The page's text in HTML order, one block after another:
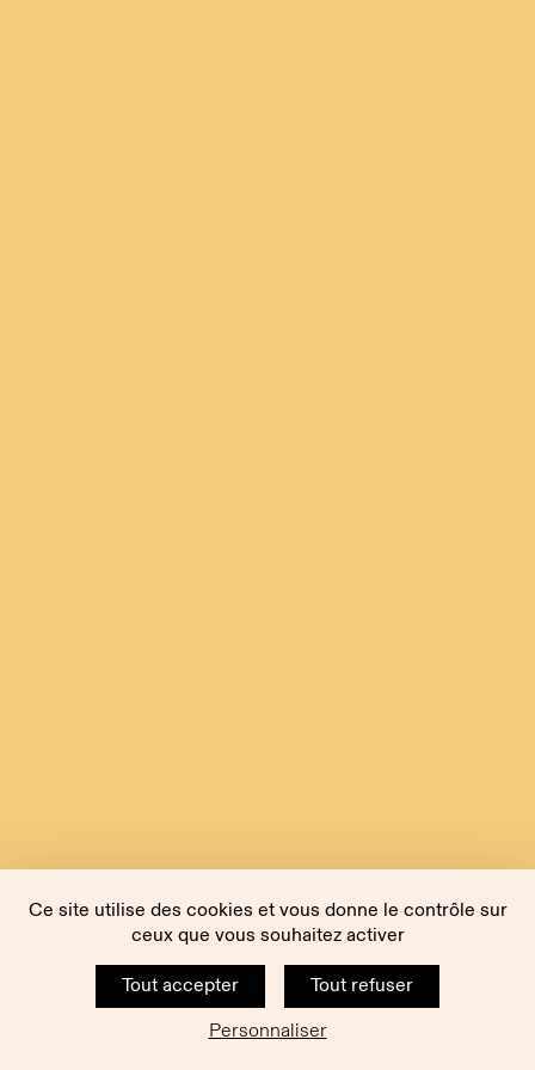
Ce site utilise des cookies et vous donne le contrôle sur
ceux que vous souhaitez activer
Tout accepter
Tout refuser
Personnaliser